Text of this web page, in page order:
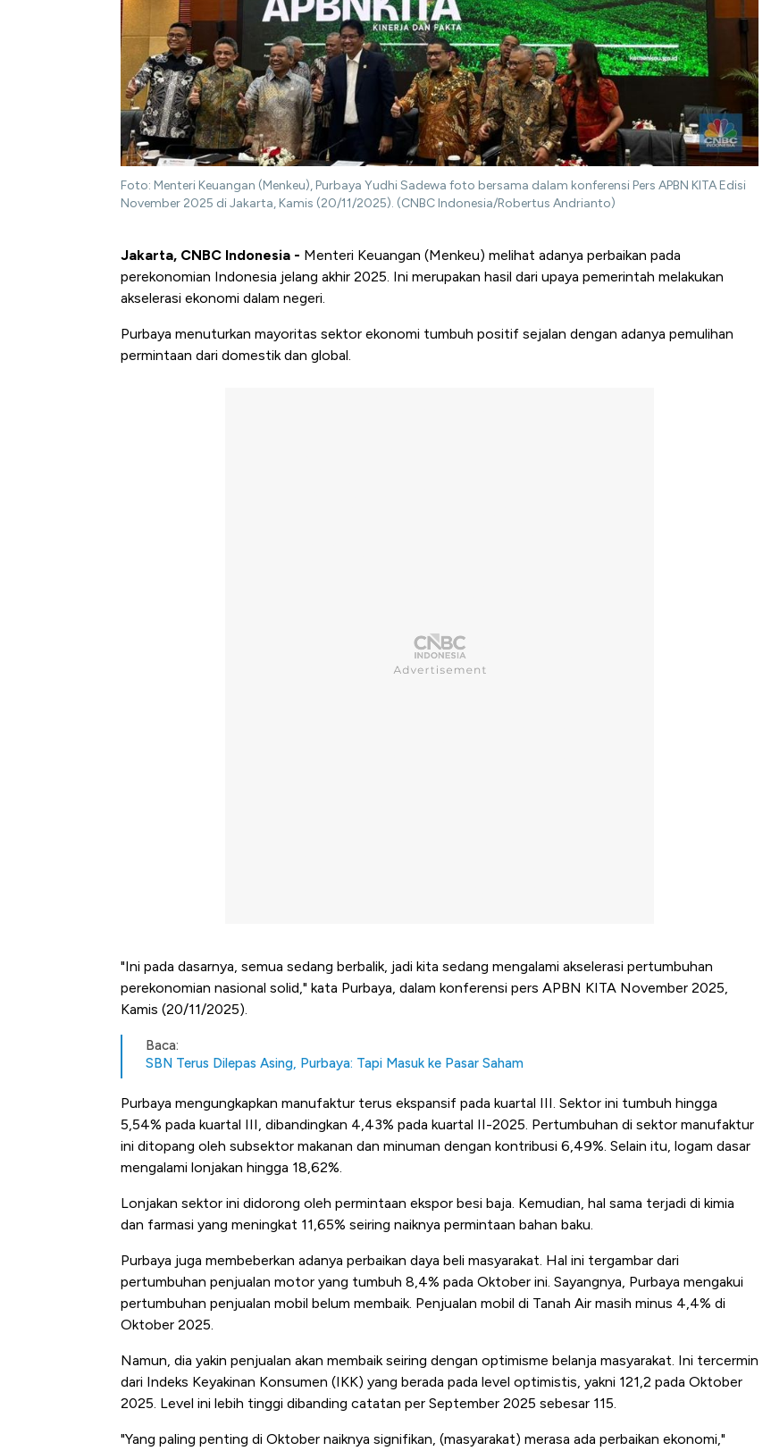
Foto: Menteri Keuangan (Menkeu), Purbaya Yudhi Sadewa foto bersama dalam konferensi Pers APBN KITA Edisi
November 2025 di Jakarta, Kamis (20/11/2025). (CNBC Indonesia/Robertus Andrianto)
Jakarta, CNBC Indonesia - Menteri Keuangan (Menkeu) melihat adanya perbaikan pada
perekonomian Indonesia jelang akhir 2025. Ini merupakan hasil dari upaya pemerintah melakukan
akselerasi ekonomi dalam negeri.
Purbaya menuturkan mayoritas sektor ekonomi tumbuh positif sejalan dengan adanya pemulihan
permintaan dari domestik dan global.
"Ini pada dasarnya, semua sedang berbalik, jadi kita sedang mengalami akselerasi pertumbuhan
perekonomian nasional solid," kata Purbaya, dalam konferensi pers APBN KITA November 2025,
Kamis (20/11/2025).
Baca:
SBN Terus Dilepas Asing, Purbaya: Tapi Masuk ke Pasar Saham
Purbaya mengungkapkan manufaktur terus ekspansif pada kuartal III. Sektor ini tumbuh hingga
5,54% pada kuartal III, dibandingkan 4,43% pada kuartal II-2025. Pertumbuhan di sektor manufaktur
ini ditopang oleh subsektor makanan dan minuman dengan kontribusi 6,49%. Selain itu, logam dasar
mengalami lonjakan hingga 18,62%.
Lonjakan sektor ini didorong oleh permintaan ekspor besi baja. Kemudian, hal sama terjadi di kimia
dan farmasi yang meningkat 11,65% seiring naiknya permintaan bahan baku.
Purbaya juga membeberkan adanya perbaikan daya beli masyarakat. Hal ini tergambar dari
pertumbuhan penjualan motor yang tumbuh 8,4% pada Oktober ini. Sayangnya, Purbaya mengakui
pertumbuhan penjualan mobil belum membaik. Penjualan mobil di Tanah Air masih minus 4,4% di
Oktober 2025.
Namun, dia yakin penjualan akan membaik seiring dengan optimisme belanja masyarakat. Ini tercermin
dari Indeks Keyakinan Konsumen (IKK) yang berada pada level optimistis, yakni 121,2 pada Oktober
2025. Level ini lebih tinggi dibanding catatan per September 2025 sebesar 115.
"Yang paling penting di Oktober naiknya signifikan, (masyarakat) merasa ada perbaikan ekonomi,"
Bangkit dari Kubur! Bisnis Furniture &
Alas Kaki Tumbuh Double Digit
Industri Susu Jadi Bintang Baru Ekonomi
RI